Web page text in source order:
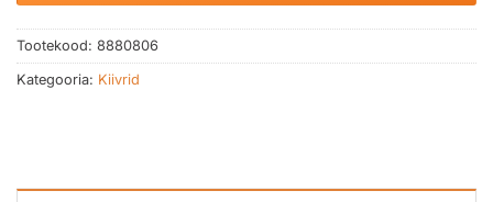
Tootekood: 8880806
Kategooria: Kiivrid